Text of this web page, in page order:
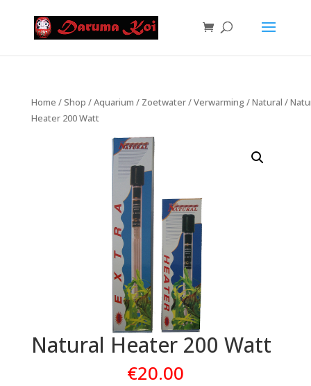
Home /Shop /Aquarium / Zoetwater/Verwarming /Natural /
Heater 200 Watt
Natural Heater 200 Watt
€20.00